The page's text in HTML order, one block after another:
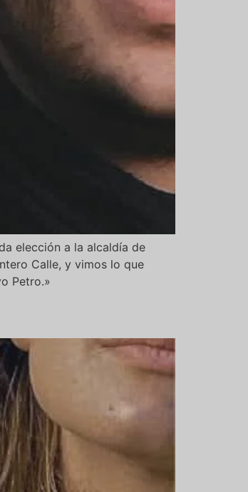
elección a la alcaldía de
Calle, y vimos lo que
Petro.»